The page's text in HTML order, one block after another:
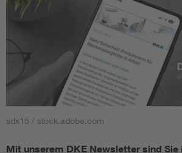
sdx15 / stock.adobe.com
Mit unserem DKE Newsletter sind